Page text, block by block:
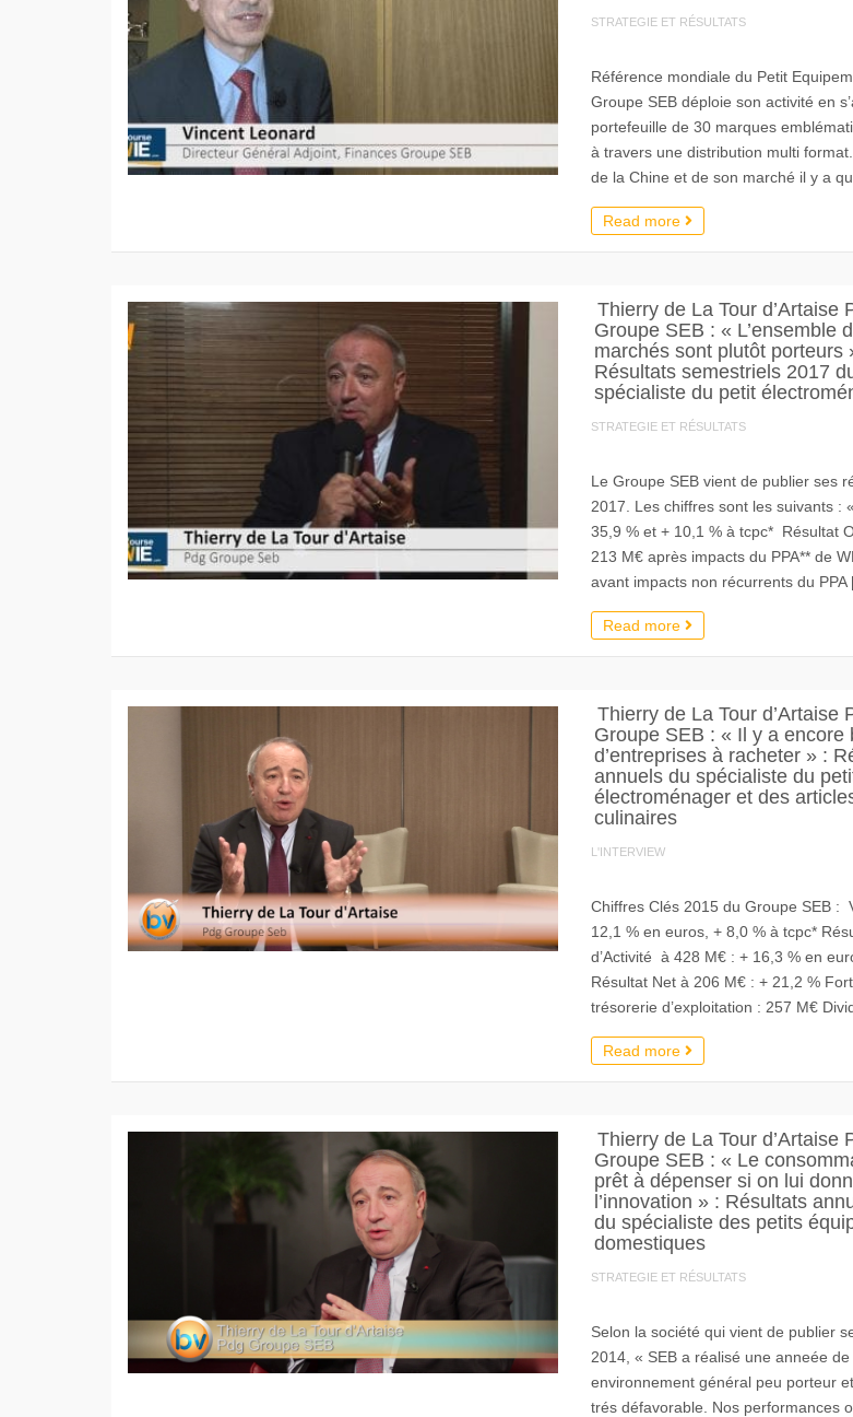
STRATEGIE ET RÉSULTATS
Référence mondiale du Petit
Groupe SEB déploie son activité en
portefeuille de 30 marques
à travers une distribution multi
de la Chine et de son marché il y a
Read more
Thierry de La Tour d’Artaise
Groupe SEB : « L’ensemble
marchés sont plutôt porteurs
Résultats semestriels 2017
spécialiste du petit
STRATEGIE ET RÉSULTATS
Le Groupe SEB vient de publier ses
2017. Les chiffres sont les suivants :
35,9 % et + 10,1 % à tcpc* Résultat
213 M€ après impacts du PPA** de
avant impacts non récurrents du
Read more
Thierry de La Tour d’Artaise
Groupe SEB : « Il y a encore
d’entreprises à racheter » :
annuels du spécialiste du
électroménager et des
culinaires
L'INTERVIEW
Chiffres Clés 2015 du Groupe SEB :
12,1 % en euros, + 8,0 % à tcpc*
d’Activité à 428 M€ : + 16,3 % en
Résultat Net à 206 M€ : + 21,2 %
trésorerie d’exploitation : 257 M€
Read more
Thierry de La Tour d’Artaise
Groupe SEB : « Le
prêt à dépenser si on lui
l’innovation » : Résultats
du spécialiste des petits
domestiques
STRATEGIE ET RÉSULTATS
Selon la société qui vient de publier
2014, « SEB a réalisé une anneée
environnement général peu porteur
trés défavorable. Nos performances